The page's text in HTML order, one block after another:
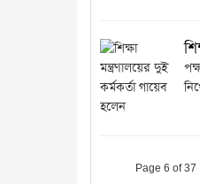
Page 6 of 37